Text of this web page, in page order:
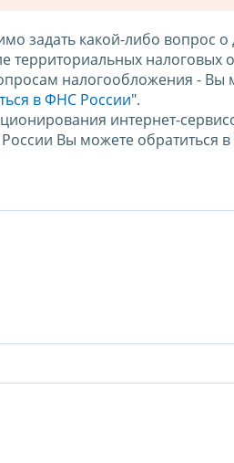
задать какой-либо вопрос
территориальных налоговых
налогообложения - Вы
в ФНС России".
интернет-
Вы можете обратиться в